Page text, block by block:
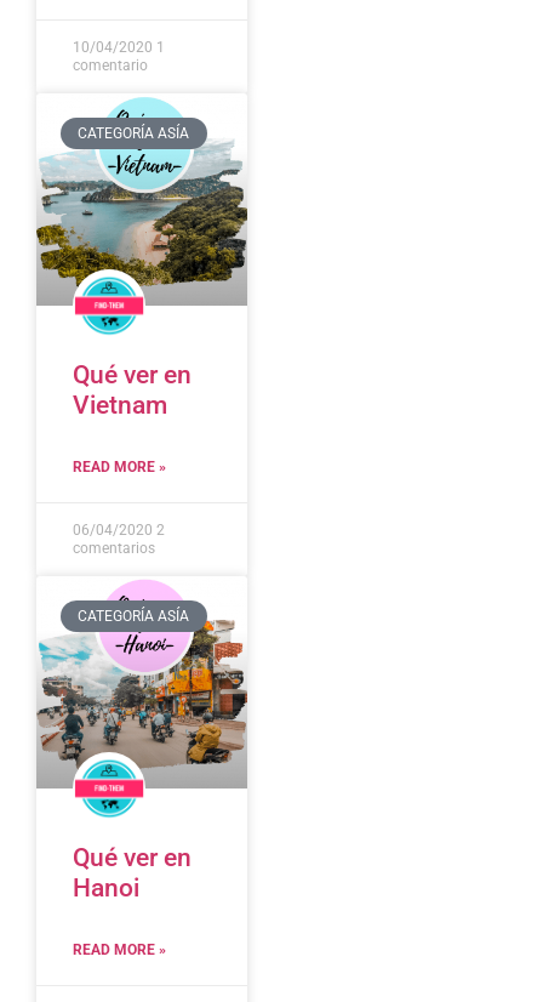
10/04/2020 1
comentario
CATEGORÍA ASÍA
Qué ver en
Vietnam
READ MORE »
06/04/2020 2
comentarios
CATEGORÍA ASÍA
Qué ver en
Hanoi
READ MORE »